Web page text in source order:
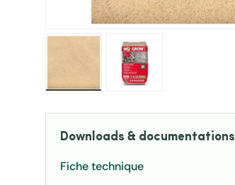
Downloads & documentations
Fiche technique